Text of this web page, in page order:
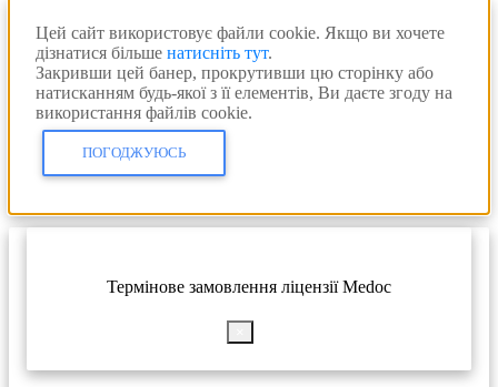
Цей сайт використовує файли cookie. Якщо ви хочете
дізнатися більше натисніть тут.
Закривши цей банер, прокрутивши цю сторінку або
натисканням будь-якої з її елементів, Ви даєте згоду на
використання файлів cookie.
ПОГОДЖУЮСЬ
Термінове замовлення ліцензії Medoc